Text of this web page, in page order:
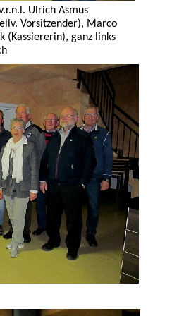
Ulrich Asmus
Vorsitzender), Marco
(Kassiererin), ganz links